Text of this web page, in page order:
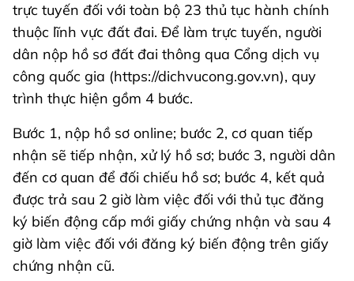
trực tuyến đối với toàn bộ 23 thủ tục hành chính
thuộc lĩnh vực đất đai. Để làm trực tuyến, người
dân nộp hồ sơ đất đai thông qua Cổng dịch vụ
công quốc gia (https://dichvucong.gov.vn), quy
trình thực hiện gồm 4 bước.
Bước 1, nộp hồ sơ online; bước 2, cơ quan tiếp
nhận sẽ tiếp nhận, xử lý hồ sơ; bước 3, người dân
đến cơ quan để đối chiếu hồ sơ; bước 4, kết quả
được trả sau 2 giờ làm việc đối với thủ tục đăng
ký biến động cấp mới giấy chứng nhận và sau 4
giờ làm việc đối với đăng ký biến động trên giấy
chứng nhận cũ.